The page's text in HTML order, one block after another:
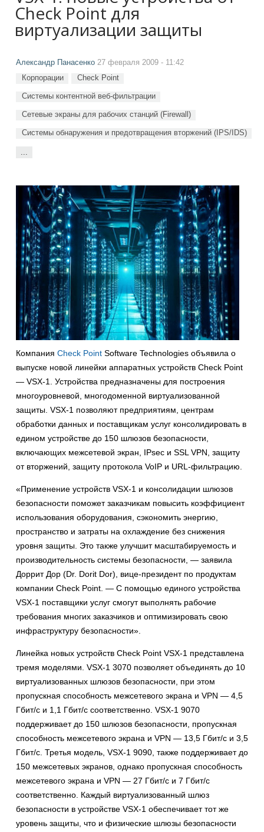
Check Point для
виртуализации защиты
Александр Панасенко 27 февраля 2009 - 11:42
Корпорации Check Point
Системы контентной веб-фильтрации
Сетевые экраны для рабочих станций (Firewall)
Системы обнаружения и предотвращения вторжений (IPS/IDS)
...
Компания Check Point Software Technologies объявила о
выпуске новой линейки аппаратных устройств Check Point
— VSX-1. Устройства предназначены для построения
многоуровневой, многодоменной виртуализованной
защиты. VSX-1 позволяют предприятиям, центрам
обработки данных и поставщикам услуг консолидировать в
едином устройстве до 150 шлюзов безопасности,
включающих межсетевой экран, IPsec и SSL VPN, защиту
от вторжений, защиту протокола VoIP и URL-фильтрацию.
«Применение устройств VSX-1 и консолидации шлюзов
безопасности поможет заказчикам повысить коэффициент
использования оборудования, сэкономить энергию,
пространство и затраты на охлаждение без снижения
уровня защиты. Это также улучшит масштабируемость и
производительность системы безопасности, — заявила
Доррит Дор (Dr. Dorit Dor), вице-президент по продуктам
компании Check Point. — С помощью единого устройства
VSX-1 поставщики услуг смогут выполнять рабочие
требования многих заказчиков и оптимизировать свою
инфраструктуру безопасности».
Линейка новых устройств Check Point VSX-1 представлена
тремя моделями. VSX-1 3070 позволяет объединять до 10
виртуализованных шлюзов безопасности, при этом
пропускная способность межсетевого экрана и VPN — 4,5
Гбит/с и 1,1 Гбит/с соответственно. VSX-1 9070
поддерживает до 150 шлюзов безопасности, пропускная
способность межсетевого экрана и VPN — 13,5 Гбит/с и 3,5
Гбит/с. Третья модель, VSX-1 9090, также поддерживает до
150 межсетевых экранов, однако пропускная способность
межсетевого экрана и VPN — 27 Гбит/с и 7 Гбит/с
соответственно. Каждый виртуализованный шлюз
безопасности в устройстве VSX-1 обеспечивает тот же
уровень защиты, что и физические шлюзы безопасности